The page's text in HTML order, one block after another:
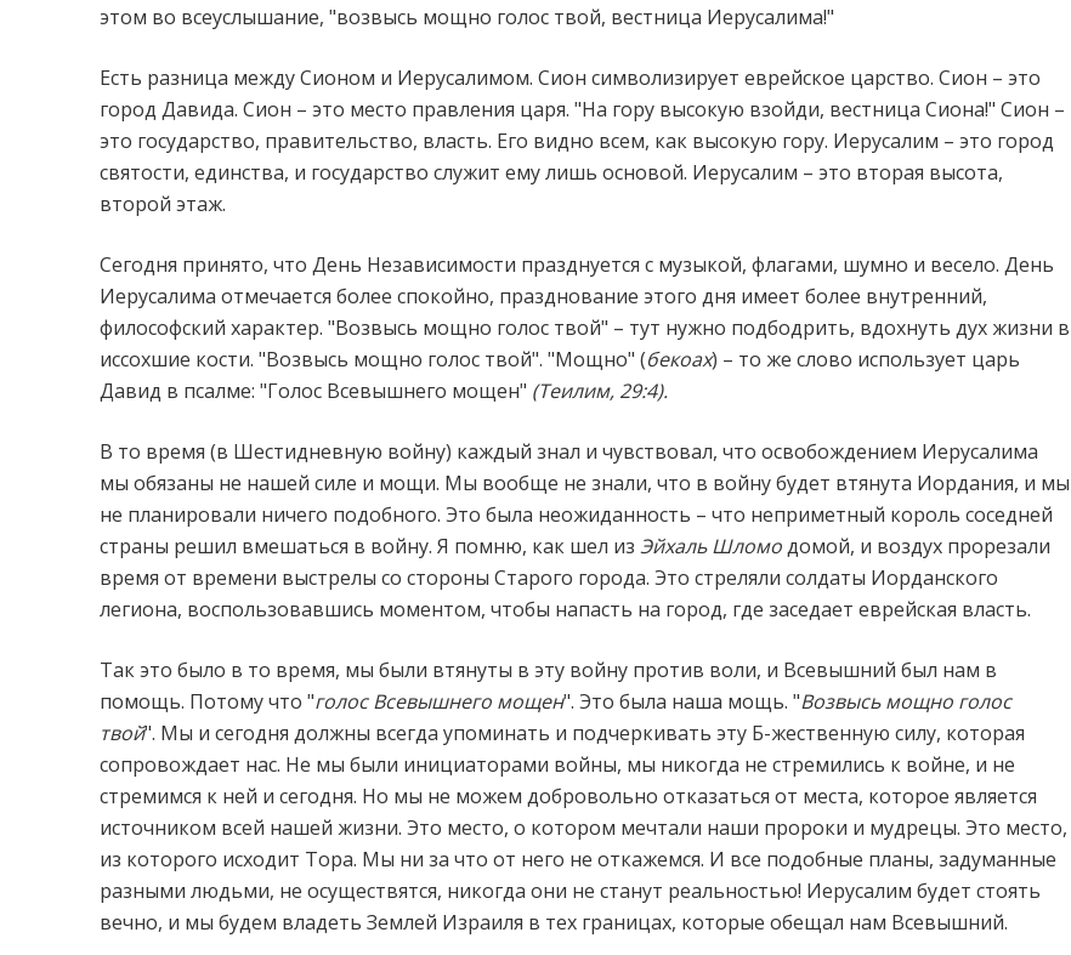
этом во всеуслышание, "возвысь мощно голос твой, вестница Иерусалима!"
Есть разница между Сионом и Иерусалимом. Сион символизирует еврейское царство. Сион – это
город Давида. Сион – это место правления царя. "На гору высокую взойди, вестница Сиона!" Сион –
это государство, правительство, власть. Его видно всем, как высокую гору. Иерусалим – это город
святости, единства, и государство служит ему лишь основой. Иерусалим – это вторая высота,
второй этаж.
Сегодня принято, что День Независимости празднуется с музыкой, флагами, шумно и весело. День
Иерусалима отмечается более спокойно, празднование этого дня имеет более внутренний,
философский характер. "Возвысь мощно голос твой" – тут нужно подбодрить, вдохнуть дух жизни в
иссохшие кости. "Возвысь мощно голос твой". "Мощно" (бекоах) – то же слово использует царь
Давид в псалме: "Голос Всевышнего мощен" (Теилим, 29:4).
В то время (в Шестидневную войну) каждый знал и чувствовал, что освобождением Иерусалима
мы обязаны не нашей силе и мощи. Мы вообще не знали, что в войну будет втянута Иордания, и мы
не планировали ничего подобного. Это была неожиданность – что неприметный король соседней
страны решил вмешаться в войну. Я помню, как шел из Эйхаль Шломодомой, и воздух прорезали
время от времени выстрелы со стороны Старого города. Это стреляли солдаты Иорданского
легиона, воспользовавшись моментом, чтобы напасть на город, где заседает еврейская власть.
Так это было в то время, мы были втянуты в эту войну против воли, и Всевышний был нам в
помощь. Потому что "голос Всевышнего мощен". Это была наша мощь. "Возвысь мощно голос
твой". Мы и сегодня должны всегда упоминать и подчеркивать эту Б-жественную силу, которая
сопровождает нас. Не мы были инициаторами войны, мы никогда не стремились к войне, и не
стремимся к ней и сегодня. Но мы не можем добровольно отказаться от места, которое является
источником всей нашей жизни. Это место, о котором мечтали наши пророки и мудрецы. Это место,
из которого исходит Тора. Мы ни за что от него не откажемся. И все подобные планы, задуманные
разными людьми, не осуществятся, никогда они не станут реальностью! Иерусалим будет стоять
вечно, и мы будем владеть Землей Израиля в тех границах, которые обещал нам Всевышний.